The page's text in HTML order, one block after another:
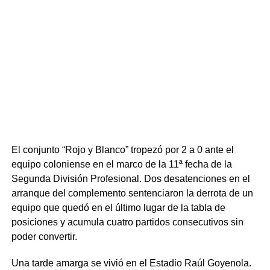
El conjunto “Rojo y Blanco” tropezó por 2 a 0 ante el
equipo coloniense en el marco de la 11ª fecha de la
Segunda División Profesional. Dos desatenciones en el
arranque del complemento sentenciaron la derrota de un
equipo que quedó en el último lugar de la tabla de
posiciones y acumula cuatro partidos consecutivos sin
poder convertir.
Una tarde amarga se vivió en el Estadio Raúl Goyenola.